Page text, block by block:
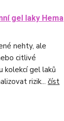
gel laky Hema
nehty, ale
citlivé
kolekcí gel laků
rizik... číst